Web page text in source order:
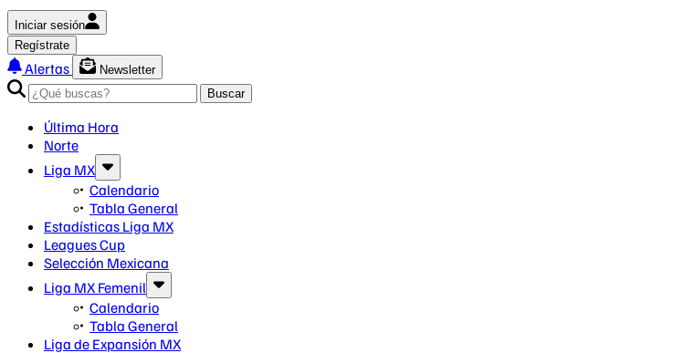
Iniciar sesión
Regístrate
Alertas
Newsletter
Buscar
Última Hora
Norte
Liga MX
Calendario
Tabla General
Estadísticas Liga MX
Leagues Cup
Selección Mexicana
Liga MX Femenil
Calendario
Tabla General
Liga de Expansión MX